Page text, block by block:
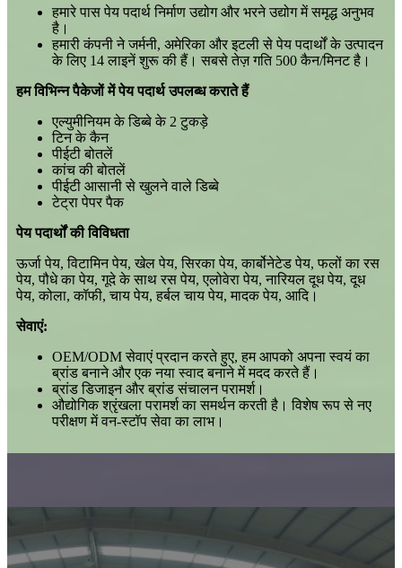
हमारे पास पेय पदार्थ निर्माण उद्योग और भरने उद्योग में समृद्ध अनुभव
है।
हमारी कंपनी ने जर्मनी, अमेरिका और इटली से पेय पदार्थों के उत्पादन
के लिए 14 लाइनें शुरू की हैं। सबसे तेज़ गति 500 ​​कैन/मिनट है।
हम विभिन्न पैकेजों में पेय पदार्थ उपलब्ध कराते हैं
एल्युमीनियम के डिब्बे के 2 टुकड़े
टिन के कैन
पीईटी बोतलें
कांच की बोतलें
पीईटी आसानी से खुलने वाले डिब्बे
टेट्रा पेपर पैक
पेय पदार्थों की विविधता
ऊर्जा पेय, विटामिन पेय, खेल पेय, सिरका पेय, कार्बोनेटेड पेय, फलों का रस
पेय, पौधे का पेय, गूदे के साथ रस पेय, एलोवेरा पेय, नारियल दूध पेय, दूध
पेय, कोला, कॉफी, चाय पेय, हर्बल चाय पेय, मादक पेय, आदि।
सेवाएं:
OEM/ODM सेवाएं प्रदान करते हुए, हम आपको अपना स्वयं का
ब्रांड बनाने और एक नया स्वाद बनाने में मदद करते हैं।
ब्रांड डिजाइन और ब्रांड संचालन परामर्श।
औद्योगिक श्रृंखला परामर्श का समर्थन करती है। विशेष रूप से नए
परीक्षण में वन-स्टॉप सेवा का लाभ।